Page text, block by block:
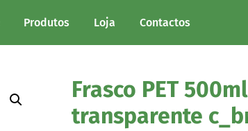
Produtos Loja Contactos
Frasco PET
transparente